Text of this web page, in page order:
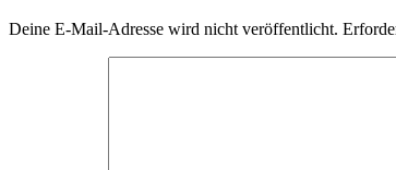
Deine E-Mail-Adresse wird nicht veröffentlicht.